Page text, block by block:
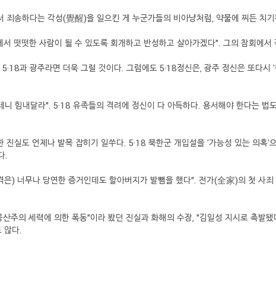
송하다는 각성(覺醒)을 일으킨 게 누군가들의 비아냥처럼, 약물에 찌든 치기
떳떳한 사람이 될 수 있도록 회개하고 반성하고 살아가겠다". 그의 참회에서
과 광주라면 더욱 그럴 것이다. 그럼에도 5·18정신은, 광주 정신은 또다시
힘내달라". 5·18 유족들의 격려에 정신이 다 아득하다. 용서해야 한다는 법
실도 언제나 발목 잡히기 일쑤다. 5·18 북한군 개입설을 '가능성 있는 의혹'
.
) 너무나 당연한 증거인데도 할아버지가 발뺌을 했다". 전가(全家)의 첫 사
의 세력에 의한 폭동"이라 봤던 진실과 화해의 수장, "김일성 지시로 촉발
않다.